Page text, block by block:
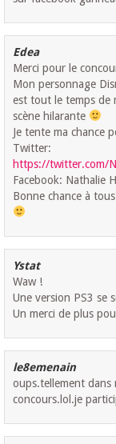
Edea
Merci pour le
Mon personnage
est tout le temps de
scène hilarante
Je tente ma chance
Twitter:
https://twitter.com/
Facebook: Nathalie
Bonne chance à
Ystat
Waw !
Une version PS3
Un merci de plus
le8emenain
oups.tellement dans
concours.lol.je